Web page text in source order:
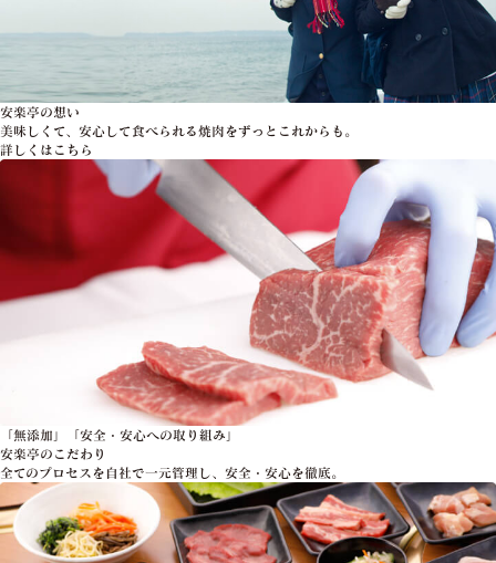
安楽亭の想い
美味しくて、安心して食べられる焼肉をずっとこれからも。
詳しくはこちら
「無添加」「安全・安心への取り組み」
安楽亭のこだわり
全てのプロセスを自社で一元管理し、安全・安心を徹底。